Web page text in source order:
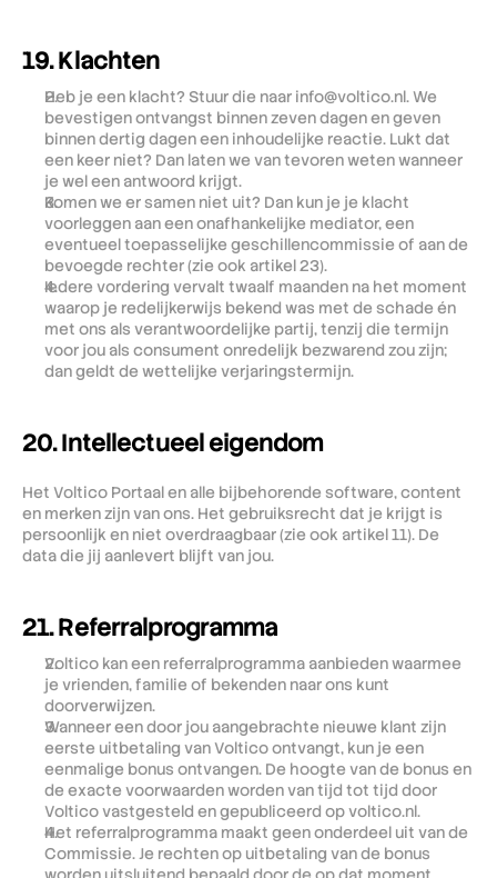
19. Klachten
Heb je een klacht? Stuur die naar info@voltico.nl. We
bevestigen ontvangst binnen zeven dagen en geven
binnen dertig dagen een inhoudelijke reactie. Lukt dat
een keer niet? Dan laten we van tevoren weten wanneer
je wel een antwoord krijgt.
Komen we er samen niet uit? Dan kun je je klacht
voorleggen aan een onafhankelijke mediator, een
eventueel toepasselijke geschillencommissie of aan de
bevoegde rechter (zie ook artikel 23).
Iedere vordering vervalt twaalf maanden na het moment
waarop je redelijkerwijs bekend was met de schade én
met ons als verantwoordelijke partij, tenzij die termijn
voor jou als consument onredelijk bezwarend zou zijn;
dan geldt de wettelijke verjaringstermijn.
20. Intellectueel eigendom
Het Voltico Portaal en alle bijbehorende software, content
en merken zijn van ons. Het gebruiksrecht dat je krijgt is
persoonlijk en niet overdraagbaar (zie ook artikel 11). De
data die jij aanlevert blijft van jou.
21. Referralprogramma
Voltico kan een referralprogramma aanbieden waarmee
je vrienden, familie of bekenden naar ons kunt
doorverwijzen.
Wanneer een door jou aangebrachte nieuwe klant zijn
eerste uitbetaling van Voltico ontvangt, kun je een
eenmalige bonus ontvangen. De hoogte van de bonus en
de exacte voorwaarden worden van tijd tot tijd door
Voltico vastgesteld en gepubliceerd op voltico.nl.
Het referralprogramma maakt geen onderdeel uit van de
Commissie. Je rechten op uitbetaling van de bonus